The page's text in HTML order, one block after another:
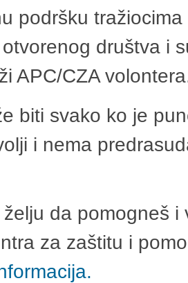
podršku
društva i
APC/CZA
biti svako ko je
i nema
da pomogneš
za zaštitu i